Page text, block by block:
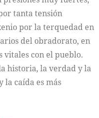
tanta tensión
por la terquedad en
del obradorato, en
vitales con el pueblo.
historia, la verdad y la
la caída es más